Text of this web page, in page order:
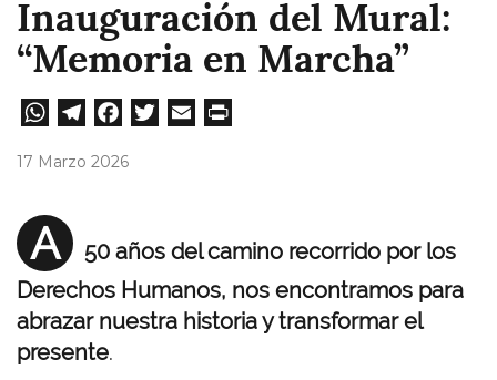
Inauguración del Mural:
“Memoria en Marcha”
W
A
pp
Te
m
Fa
17 Marzo 2026
A
50 años del camino recorrido por los
Derechos Humanos, nos encontramos para
abrazar nuestra historia y transformar el
presente.